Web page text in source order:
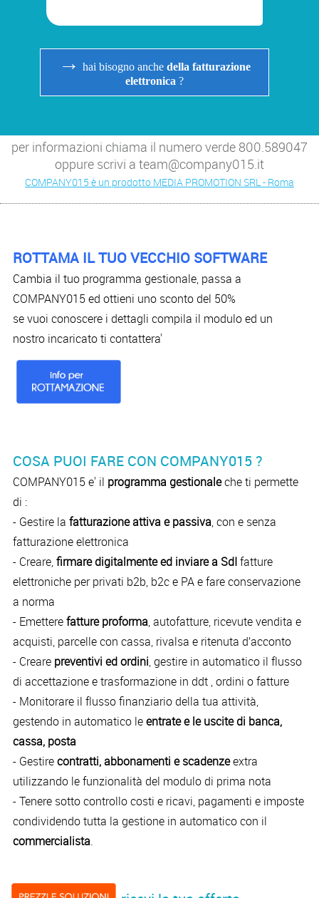
→ hai bisogno anche della fatturazione
elettronica ?
per informazioni chiama il numero verde 800.589047
oppure scrivi a team@company015.it
COMPANY015 è un prodotto MEDIA PROMOTION SRL - Roma
ROTTAMA IL TUO VECCHIO SOFTWARE
Cambia il tuo programma gestionale, passa a
COMPANY015 ed ottieni uno sconto del 50%
se vuoi conoscere i dettagli compila il modulo ed un
nostro incaricato ti contattera'
COSA PUOI FARE CON COMPANY015 ?
COMPANY015 e' il programma gestionaleche ti permette
di :
- Gestire la fatturazione attiva e passiva, con e senza
fatturazione elettronica
- Creare,firmare digitalmente ed inviare a SdIfatture
elettroniche per privati b2b, b2c e PA e fare conservazione
a norma
- Emetterefatture proforma, autofatture, ricevute vendita e
acquisti, parcelle con cassa, rivalsa e ritenuta d’acconto
- Creare preventivi ed ordini, gestire in automatico il flusso
di accettazione e trasformazione in ddt , ordini o fatture
- Monitorare il flusso finanziario della tua attività,
gestendo in automatico leentrate e le uscite di banca,
cassa, posta
- Gestirecontratti, abbonamenti e scadenzeextra
utilizzando le funzionalità del modulo di prima nota
- Tenere sotto controllo costi e ricavi, pagamenti e imposte
condividendo tutta la gestione in automatico con il
commercialista.